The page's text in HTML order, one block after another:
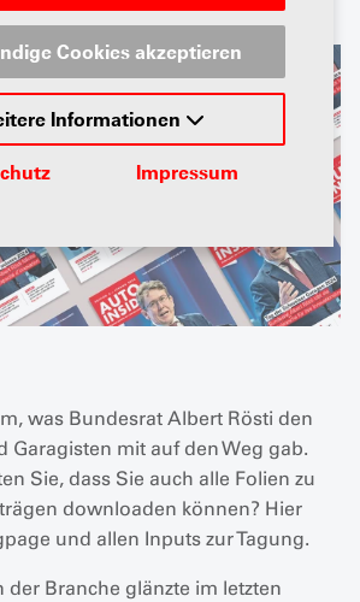
Cookies akzeptieren
Informationen
Impressum
was Bundesrat Albert Rösti den
Garagisten mit auf den Weg gab.
Sie, dass Sie auch alle Folien zu
downloaden können? Hier
und allen Inputs zur Tagung.
der Branche glänzte im letzten